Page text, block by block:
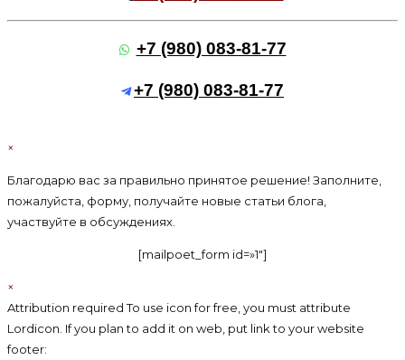
+7 (980) 083-81-77
+7 (980) 083-81-77
×
Благодарю вас за правильно принятое решение! Заполните,
пожалуйста, форму, получайте новые статьи блога,
участвуйте в обсуждениях.
[mailpoet_form id=»1″]
×
Attribution required To use icon for free, you must attribute
Lordicon. If you plan to add it on web, put link to your website
footer: